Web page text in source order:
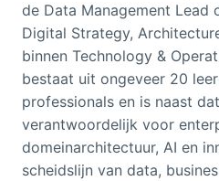
de Data Management Lead
Digital Strategy,
binnen Technology &
bestaat uit ongeveer 20
professionals en is naast
verantwoordelijk voor
domeinarchitectuur, AI en
scheidslijn van data,